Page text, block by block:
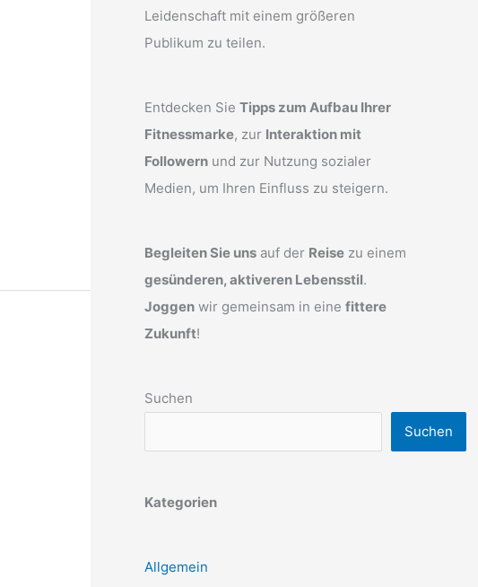
Leidenschaft mit einem größeren
Publikum zu teilen.
Entdecken Sie Tipps zum Aufbau Ihrer
Fitnessmarke, zur Interaktion mit
Followern und zur Nutzung sozialer
Medien, um Ihren Einfluss zu steigern.
Begleiten Sie uns auf der Reise zu einem
gesünderen, aktiveren Lebensstil.
Joggen wir gemeinsam in eine fittere
Zukunft!
Suchen
Suchen
Kategorien
Allgemein